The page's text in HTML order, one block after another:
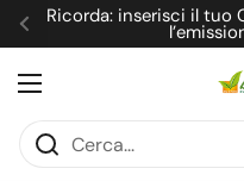
Passa ai contenuti
Precedente
Ricorda: inserisci il tuo
Apri menu